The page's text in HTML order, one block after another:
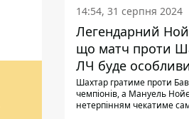
14:54, 31 серпня 2024
Легендарний
що матч проти
ЛЧ буде
Шахтар гратиме проти
чемпіонів, а Мануель
нетерпінням чекатиме